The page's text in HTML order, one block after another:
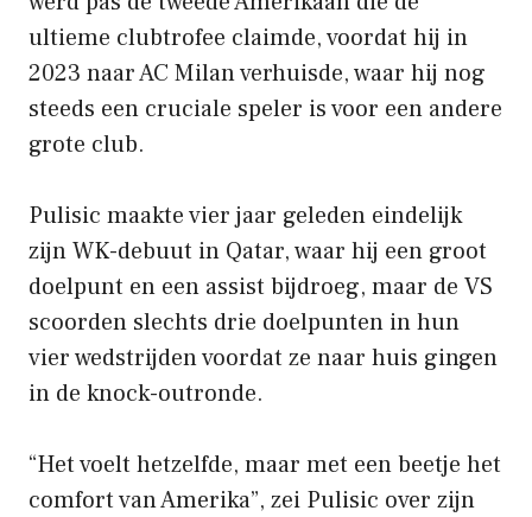
ultieme clubtrofee claimde, voordat hij in
2023 naar AC Milan verhuisde, waar hij nog
steeds een cruciale speler is voor een andere
grote club.
Pulisic maakte vier jaar geleden eindelijk
zijn WK-debuut in Qatar, waar hij een groot
doelpunt en een assist bijdroeg, maar de VS
scoorden slechts drie doelpunten in hun
vier wedstrijden voordat ze naar huis gingen
in de knock-outronde.
“Het voelt hetzelfde, maar met een beetje het
comfort van Amerika”, zei Pulisic over zijn